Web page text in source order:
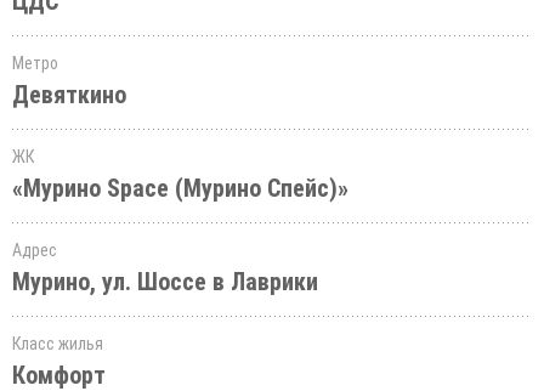
Метро
Девяткино
ЖК
«Мурино Space (Мурино Спейс)»
Адрес
Мурино, ул. Шоссе в Лаврики
Класс жилья
Комфорт